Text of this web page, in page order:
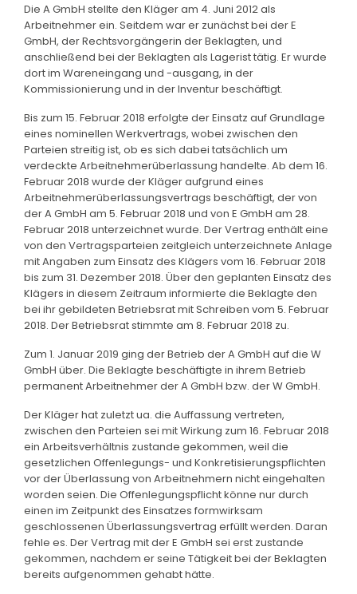
Die A GmbH stellte den Kläger am 4. Juni 2012 als
Arbeitnehmer ein. Seitdem war er zunächst bei der E
GmbH, der Rechtsvorgängerin der Beklagten, und
anschließend bei der Beklagten als Lagerist tätig. Er wurde
dort im Wareneingang und -ausgang, in der
Kommissionierung und in der Inventur beschäftigt.
Bis zum 15. Februar 2018 erfolgte der Einsatz auf Grundlage
eines nominellen Werkvertrags, wobei zwischen den
Parteien streitig ist, ob es sich dabei tatsächlich um
verdeckte Arbeitnehmerüberlassung handelte. Ab dem 16.
Februar 2018 wurde der Kläger aufgrund eines
Arbeitnehmerüberlassungsvertrags beschäftigt, der von
der A GmbH am 5. Februar 2018 und von E GmbH am 28.
Februar 2018 unterzeichnet wurde. Der Vertrag enthält eine
von den Vertragsparteien zeitgleich unterzeichnete Anlage
mit Angaben zum Einsatz des Klägers vom 16. Februar 2018
bis zum 31. Dezember 2018. Über den geplanten Einsatz des
Klägers in diesem Zeitraum informierte die Beklagte den
bei ihr gebildeten Betriebsrat mit Schreiben vom 5. Februar
2018. Der Betriebsrat stimmte am 8. Februar 2018 zu.
Zum 1. Januar 2019 ging der Betrieb der A GmbH auf die W
GmbH über. Die Beklagte beschäftigte in ihrem Betrieb
permanent Arbeitnehmer der A GmbH bzw. der W GmbH.
Der Kläger hat zuletzt ua. die Auffassung vertreten,
zwischen den Parteien sei mit Wirkung zum 16. Februar 2018
ein Arbeitsverhältnis zustande gekommen, weil die
gesetzlichen Offenlegungs- und Konkretisierungspflichten
vor der Überlassung von Arbeitnehmern nicht eingehalten
worden seien. Die Offenlegungspflicht könne nur durch
einen im Zeitpunkt des Einsatzes formwirksam
geschlossenen Überlassungsvertrag erfüllt werden. Daran
fehle es. Der Vertrag mit der E GmbH sei erst zustande
gekommen, nachdem er seine Tätigkeit bei der Beklagten
bereits aufgenommen gehabt hätte.